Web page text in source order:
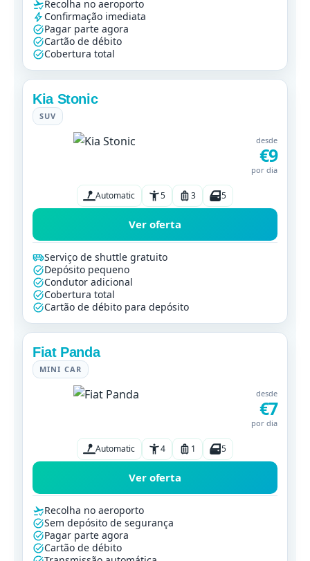
Recolha no aeroporto
Confirmação imediata
Pagar parte agora
Cartão de débito
Cobertura total
Kia Stonic
SUV
desde
€9
por dia
Automatic 5 3 5
Ver oferta
Serviço de shuttle gratuito
Depósito pequeno
Condutor adicional
Cobertura total
Cartão de débito para depósito
Fiat Panda
MINI CAR
desde
€7
por dia
Automatic 4 1 5
Ver oferta
Recolha no aeroporto
Sem depósito de segurança
Pagar parte agora
Cartão de débito